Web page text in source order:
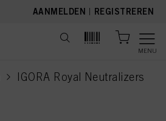
AANMELDEN | REGISTREREN
MENU
IGORA Royal Neutralizers
current page